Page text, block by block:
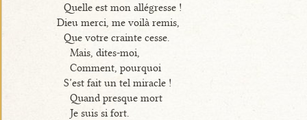
Quelle est mon allégresse !
Dieu merci, me voilà remis,
Que votre crainte cesse.
Mais, dites-moi,
Comment, pourquoi
S’est fait un tel miracle !
Quand presque mort
Je suis si fort.